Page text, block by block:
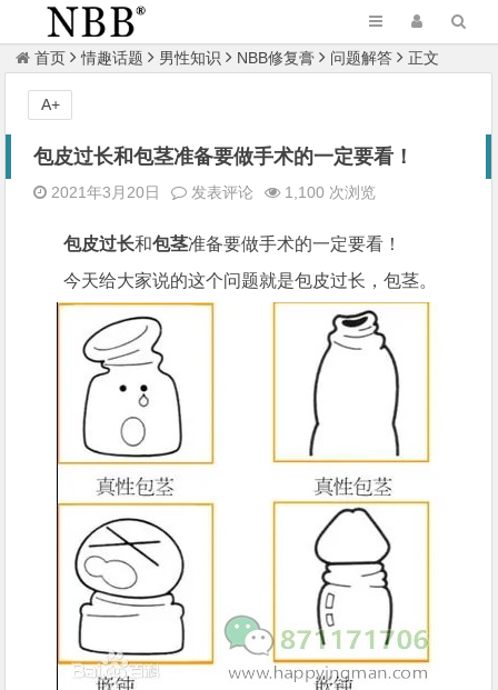
首页 情趣话题 男性知识 NBB修复膏 问题解答 正文
包皮过长和包茎准备要做手术的一定要看！
2021年3月20日 发表评论 1,100 次浏览
包皮过长和包茎准备要做手术的一定要看！
今天给大家说的这个问题就是包皮过长，包茎。
A+